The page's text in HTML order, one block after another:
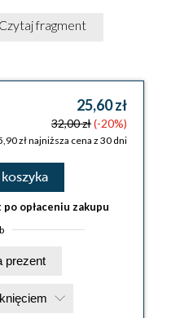
Czytaj fragment
25,60 zł
32,00 zł(-20%)
zł najniższa cena z 30 dni
opłaceniu zakupu
Kup na prezent